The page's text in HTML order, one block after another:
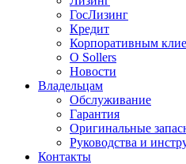
ГосЛизинг
Кредит
Корпоративным
О Sollers
Новости
Владельцам
Обслуживание
Гарантия
Оригинальные
Руководства и
Контакты